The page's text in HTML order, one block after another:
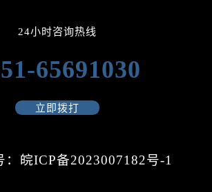
24小时咨询热线
65691030
立即拨打
：皖ICP备2023007182号-1